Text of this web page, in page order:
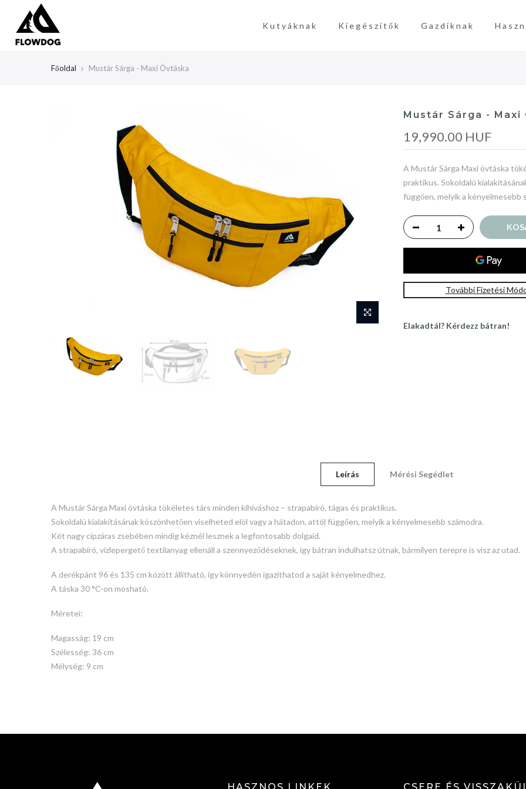
átlépése
Kutyáknak Kiegészítők Gazdiknak
Főoldal Mustár Sárga - Maxi Övtáska
Mustár Sárga - Maxi
19,990.00 HUF
A Mustár Sárga Maxi övtáska
praktikus. Sokoldalú
függően, melyik a kényelmesebb
További Fizetési
Elakadtál? Kérdezz bátran!
Leírás Mérési Segédlet
A Mustár Sárga Maxi övtáska tökéletes társ minden kihíváshoz – strapabíró, tágas és praktikus.
Sokoldalú kialakításának köszönhetően viselheted elöl vagy a hátadon, attól függően, melyik a kényelmesebb számodra.
Két nagy cipzáras zsebében mindig kéznél lesznek a legfontosabb dolgaid.
A strapabíró, vízlepergető textilanyag ellenáll a szennyeződéseknek, így bátran indulhatsz útnak, bármilyen terepre is visz az utad.
A derékpánt 96 és 135 cm között állítható, így könnyedén igazíthatod a saját kényelmedhez.
A táska 30 °C-on mosható.
Méretei:
Magasság: 19 cm
Szélesség: 36 cm
Mélység: 9 cm